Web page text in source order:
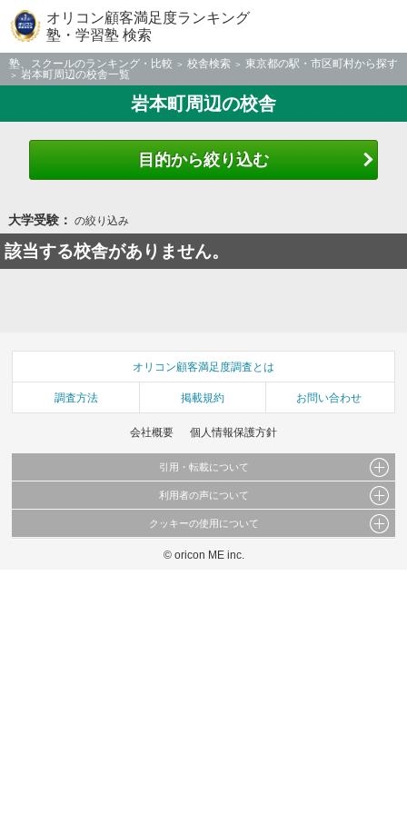
オリコン顧客満足度ランキング
塾・学習塾 検索
塾、スクールのランキング・比較 校舎検索
東京都の駅・市区町村から探す
岩本町周辺の校舎一覧
岩本町周辺の校舎
目的から絞り込む
大学受験： の絞り込み
該当する校舎がありません。
オリコン顧客満足度調査とは
調査方法 掲載規約 お問い合わせ
会社概要 個人情報保護方針
引用・転載について
当サイトで公開されている情報（文字、写真、イラスト、画像データ等）及びこれらの配
これらの情報を権利者の許可なく無断転載・複製などの二次利用を行うことは固く禁じて
利用者の声について
当サイトに掲載している内容はすべてサービスの利用者が提出された見解・感想です。
弊社の見解・ 意見ではないことをご理解いただいた上でご覧ください。
クッキーの使用について
このサイトでは Cookie を使用して、ユーザーに合わせたコンテンツや広告の表示、ソー
© oricon ME inc.